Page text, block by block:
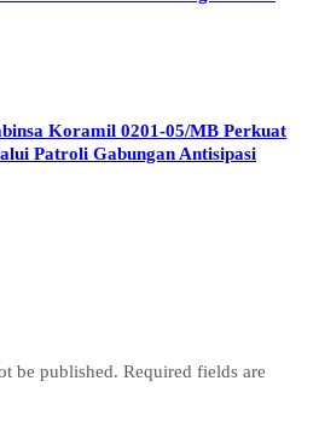
Koramil 0201-05/MB Perkuat
Patroli Gabungan Antisipasi
be published. Required fields are